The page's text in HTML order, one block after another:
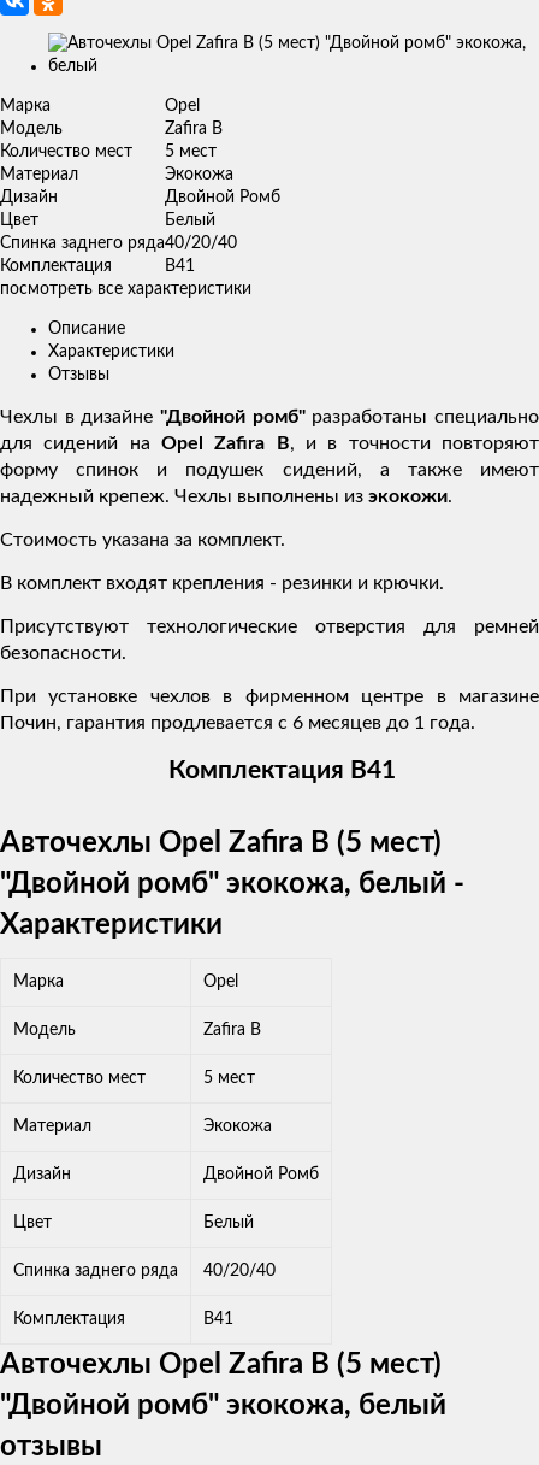
Изображения
Марка
Opel
Модель
Zafira B
Количество мест
5 мест
Материал
Экокожа
Дизайн
Двойной Ромб
Цвет
Белый
Спинка заднего ряда40/20/40
Комплектация
В41
посмотреть все характеристики
Описание
Характеристики
Отзывы
Чехлы в дизайне "Двойной ромб"разработаны специально
для сидений на Opel Zafira В, и в точности повторяют
форму спинок и подушек сидений, а также имеют
надежный крепеж. Чехлы выполнены из экокожи.
Стоимость указана за комплект.
В комплект входят крепления - резинки и крючки.
Присутствуют технологические отверстия для ремней
безопасности.
При установке чехлов в фирменном центре в магазине
Почин, гарантия продлевается с 6 месяцев до 1 года.
Комплектация В41
Авточехлы Opel Zafira В (5 мест)
"Двойной ромб" экокожа, белый -
Характеристики
Марка Opel
Модель Zafira B
Количество мест 5 мест
Материал Экокожа
Дизайн Двойной Ромб
Цвет Белый
Спинка заднего ряда 40/20/40
Комплектация В41
Авточехлы Opel Zafira В (5 мест)
"Двойной ромб" экокожа, белый
отзывы